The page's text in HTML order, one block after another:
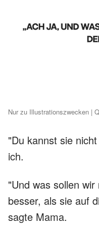
Nur zu Illustrationszwecken |
"Du kannst sie
ich.
"Und was sollen
besser, als sie auf
sagte Mama.